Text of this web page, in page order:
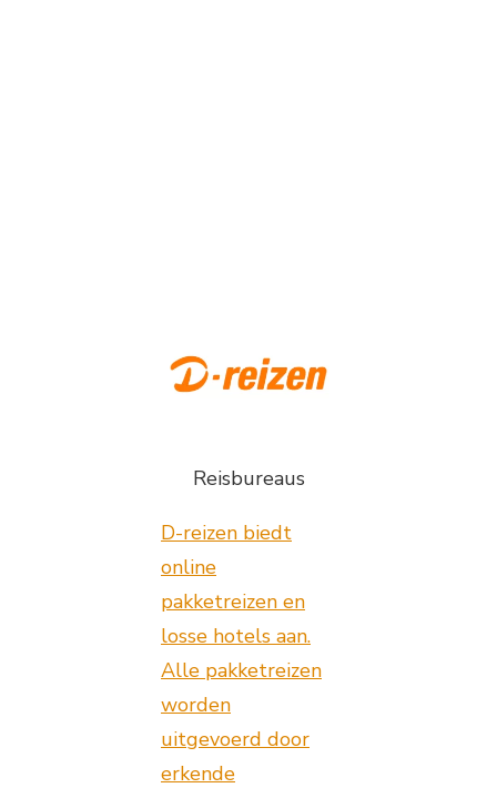
Reisbureaus
D-reizen biedt
online
pakketreizen en
losse hotels aan.
Alle pakketreizen
worden
uitgevoerd door
erkende